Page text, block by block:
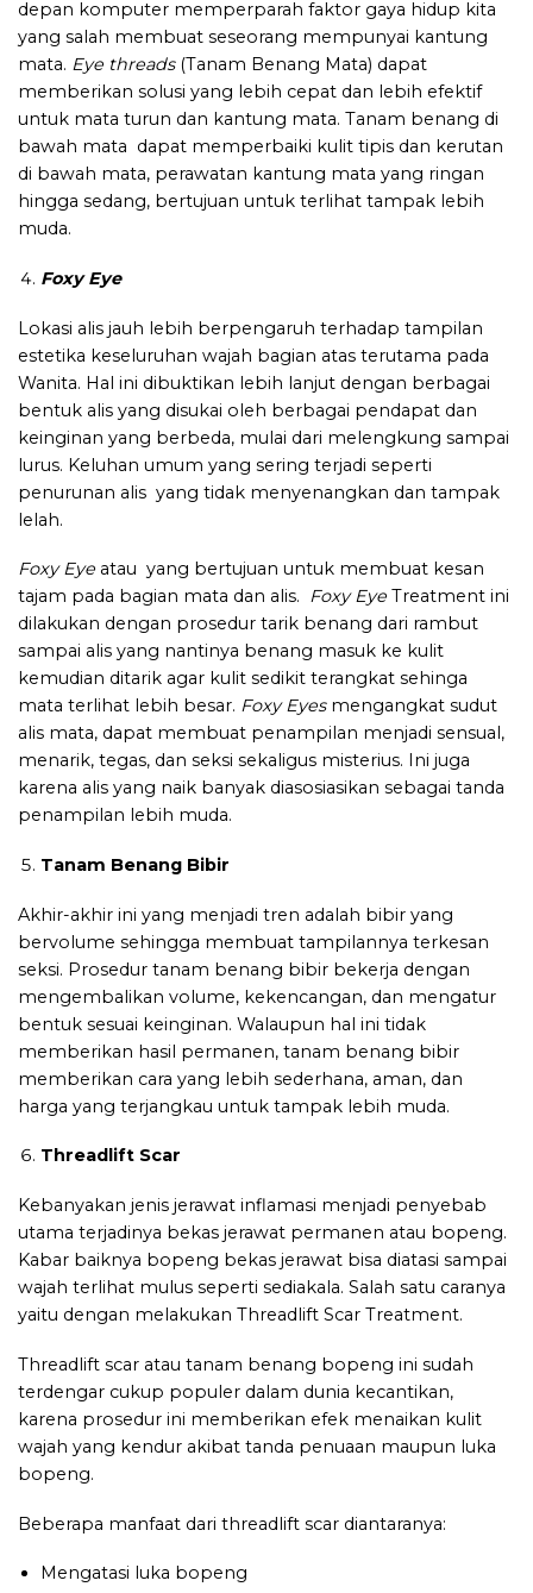
depan komputer memperparah faktor gaya hidup kita
yang salah membuat seseorang mempunyai kantung
mata. Eye threads(Tanam Benang Mata) dapat
memberikan solusi yang lebih cepat dan lebih efektif
untuk mata turun dan kantung mata. Tanam benang di
bawah mata dapat memperbaiki kulit tipis dan kerutan
di bawah mata, perawatan kantung mata yang ringan
hingga sedang, bertujuan untuk terlihat tampak lebih
muda.
Foxy Eye
Lokasi alis jauh lebih berpengaruh terhadap tampilan
estetika keseluruhan wajah bagian atas terutama pada
Wanita. Hal ini dibuktikan lebih lanjut dengan berbagai
bentuk alis yang disukai oleh berbagai pendapat dan
keinginan yang berbeda, mulai dari melengkung sampai
lurus. Keluhan umum yang sering terjadi seperti
penurunan alis yang tidak menyenangkan dan tampak
lelah.
Foxy Eye atau yang bertujuan untuk membuat kesan
tajam pada bagian mata dan alis. Foxy Eye Treatment ini
dilakukan dengan prosedur tarik benang dari rambut
sampai alis yang nantinya benang masuk ke kulit
kemudian ditarik agar kulit sedikit terangkat sehinga
mata terlihat lebih besar. Foxy Eyesmengangkat sudut
alis mata, dapat membuat penampilan menjadi sensual,
menarik, tegas, dan seksi sekaligus misterius. Ini juga
karena alis yang naik banyak diasosiasikan sebagai tanda
penampilan lebih muda.
Tanam Benang Bibir
Akhir-akhir ini yang menjadi tren adalah bibir yang
bervolume sehingga membuat tampilannya terkesan
seksi. Prosedur tanam benang bibir bekerja dengan
mengembalikan volume, kekencangan, dan mengatur
bentuk sesuai keinginan. Walaupun hal ini tidak
memberikan hasil permanen, tanam benang bibir
memberikan cara yang lebih sederhana, aman, dan
harga yang terjangkau untuk tampak lebih muda.
Threadlift Scar
Kebanyakan jenis jerawat inflamasi menjadi penyebab
utama terjadinya bekas jerawat permanen atau bopeng.
Kabar baiknya bopeng bekas jerawat bisa diatasi sampai
wajah terlihat mulus seperti sediakala. Salah satu caranya
yaitu dengan melakukan Threadlift Scar Treatment.
Threadlift scar atau tanam benang bopeng ini sudah
terdengar cukup populer dalam dunia kecantikan,
karena prosedur ini memberikan efek menaikan kulit
wajah yang kendur akibat tanda penuaan maupun luka
bopeng.
Beberapa manfaat dari threadlift scar diantaranya:
Mengatasi luka bopeng